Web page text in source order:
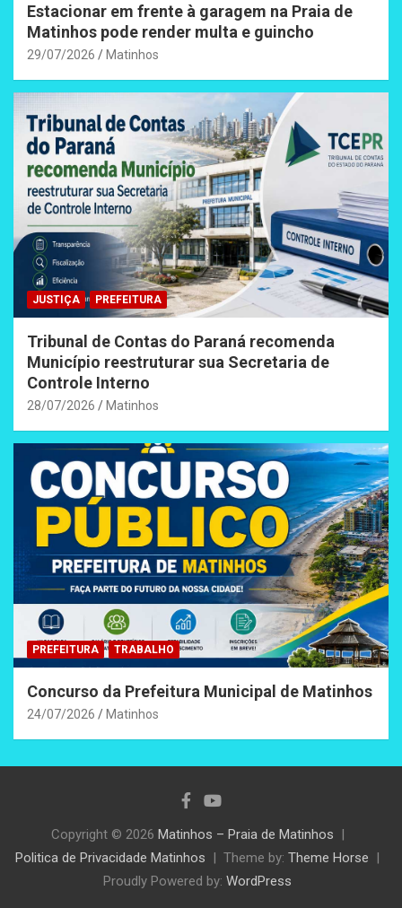
Estacionar em frente à garagem na Praia de
Matinhos pode render multa e guincho
29/07/2026 Matinhos
JUSTIÇA PREFEITURA
Tribunal de Contas do Paraná recomenda
Município reestruturar sua Secretaria de
Controle Interno
28/07/2026 Matinhos
PREFEITURA TRABALHO
Concurso da Prefeitura Municipal de Matinhos
24/07/2026 Matinhos
Copyright © 2026 Matinhos – Praia de Matinhos
Politica de Privacidade Matinhos
Theme by: Theme Horse
Proudly Powered by: WordPress